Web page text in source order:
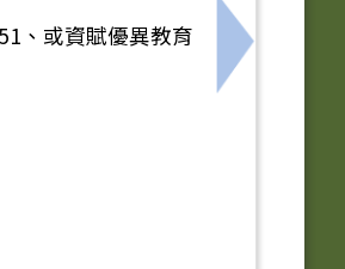
、或資賦優異教育
下一筆：